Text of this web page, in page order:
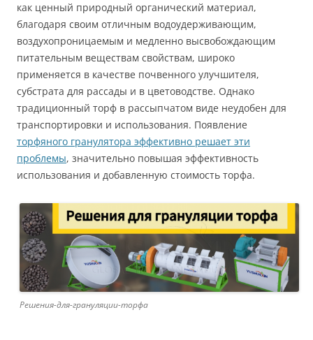
как ценный природный органический материал,
благодаря своим отличным водоудерживающим,
воздухопроницаемым и медленно высвобождающим
питательным веществам свойствам, широко
применяется в качестве почвенного улучшителя,
субстрата для рассады и в цветоводстве. Однако
традиционный торф в рассыпчатом виде неудобен для
транспортировки и использования. Появление
торфяного гранулятора эффективно решает эти
проблемы, значительно повышая эффективность
использования и добавленную стоимость торфа.
Решения-для-грануляции-торфа